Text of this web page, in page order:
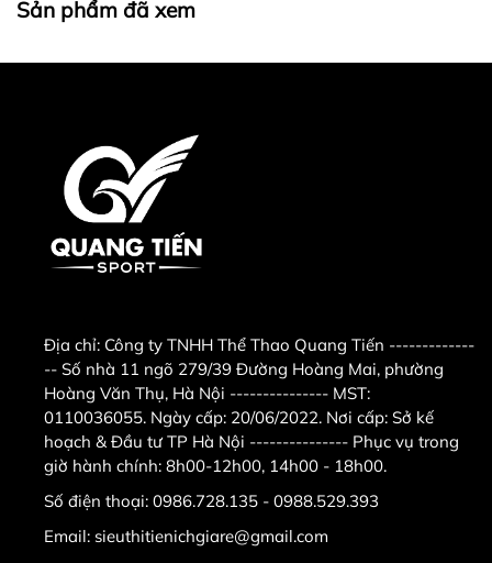
mm.
Kích thước máy chạy Sakura HQ-666
- Kích thước đóng thùng: 1820 x 910 x 370 mm.
- Trọng lượng đóng thùng: 108 kg.
- Tải trọng tối đa người tập: 130 kg.
Máy chạy bộ điện Sakura HQ-666hỗ trợ tập thể
dục tại nhà hiệu quả cho cả gia đình, giúp giảm cân
và rèn luyện sức khỏe cực tốt. Các bài tập cơ bản với
máy chạy Sakura HQ-666 gồm:
Sản phẩm đã xem
Địa chỉ: Công ty TNHH Thể Thao Quang Tiến -------------
-- Số nhà 11 ngõ 279/39 Đường Hoàng Mai, phường
Hoàng Văn Thụ, Hà Nội --------------- MST:
0110036055. Ngày cấp: 20/06/2022. Nơi cấp: Sở kế
hoạch & Đầu tư TP Hà Nội --------------- Phục vụ trong
giờ hành chính: 8h00-12h00, 14h00 - 18h00.
Số điện thoại: 0986.728.135 - 0988.529.393
Email: sieuthitienichgiare@gmail.com